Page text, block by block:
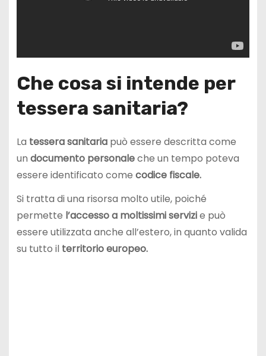
Che cosa si intende per
tessera sanitaria?
La tessera sanitariapuò essere descritta come
un documento personaleche un tempo poteva
essere identificato come codice fiscale.
Si tratta di una risorsa molto utile, poiché
permette l’accesso a moltissimi servizie può
essere utilizzata anche all’estero, in quanto valida
su tutto il territorio europeo.